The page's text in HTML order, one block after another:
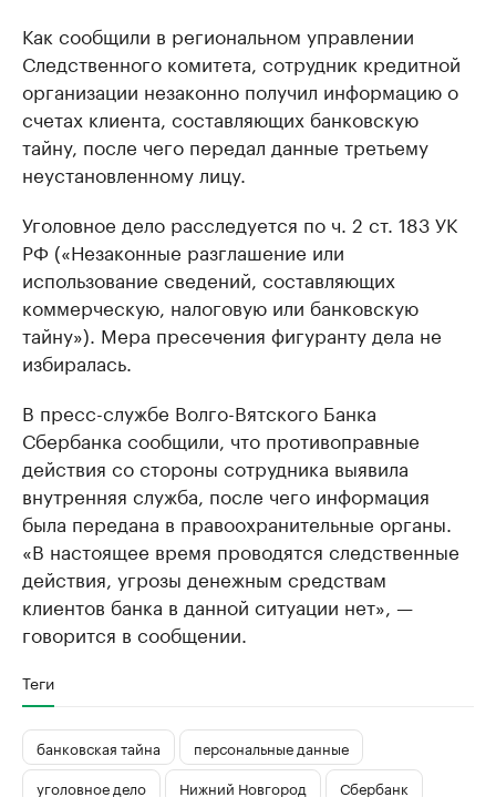
Как сообщили в региональном управлении
Следственного комитета, сотрудник кредитной
организации незаконно получил информацию о
счетах клиента, составляющих банковскую
тайну, после чего передал данные третьему
неустановленному лицу.
Уголовное дело расследуется по ч. 2 ст. 183 УК
РФ («Незаконные разглашение или
использование сведений, составляющих
коммерческую, налоговую или банковскую
тайну»). Мера пресечения фигуранту дела не
избиралась.
В пресс-службе Волго-Вятского Банка
Сбербанка сообщили, что противоправные
действия со стороны сотрудника выявила
внутренняя служба, после чего информация
была передана в правоохранительные органы.
«В настоящее время проводятся следственные
действия, угрозы денежным средствам
клиентов банка в данной ситуации нет», —
говорится в сообщении.
Теги
банковская тайна
персональные данные
уголовное дело
Нижний Новгород Сбербанк